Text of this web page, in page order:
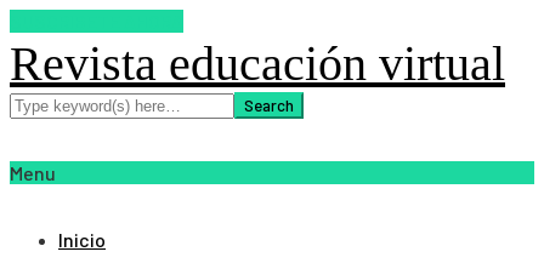
Revista educación virtual
Menu
Inicio